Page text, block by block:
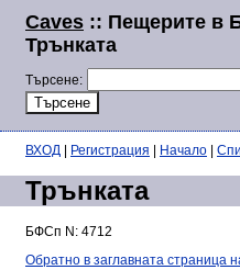
Caves :: Пещерите в
Трънката
Търсене:
ВХОД Регистрация Начало
Трънката
БФСп N: 4712
Обратно в заглавната страница